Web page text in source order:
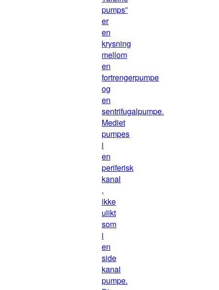
pumps”
er
en
krysning
mellom
en
fortrengerpumpe
og
en
sentrifugalpumpe.
Mediet
pumpes
i
en
periferisk
kanal
,
ikke
ulikt
som
i
en
side
kanal
pumpe.